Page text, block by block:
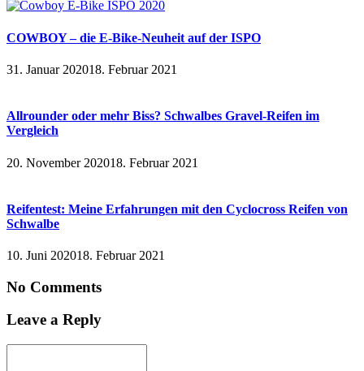
COWBOY – die E-Bike-Neuheit auf der ISPO
31. Januar 202018. Februar 2021
Allrounder oder mehr Biss? Schwalbes Gravel-Reifen im
Vergleich
20. November 202018. Februar 2021
Reifentest: Meine Erfahrungen mit den Cyclocross Reifen von
Schwalbe
10. Juni 202018. Februar 2021
No Comments
Leave a Reply